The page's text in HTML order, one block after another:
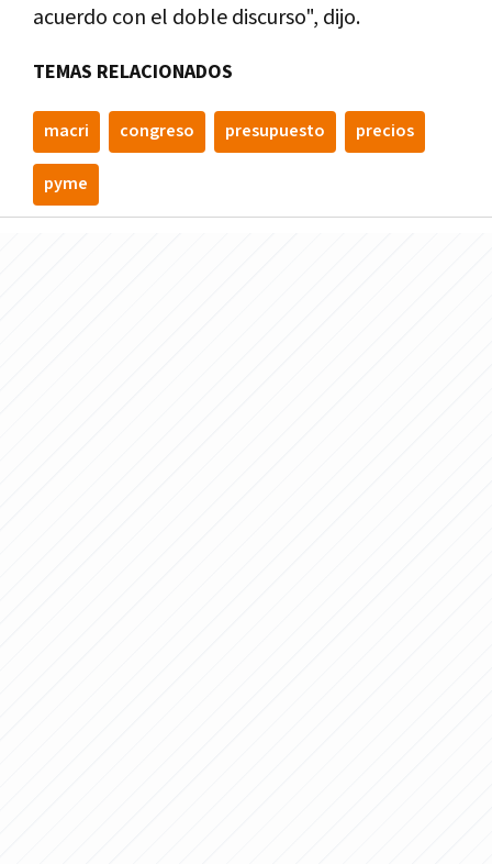
acuerdo con el doble discurso", dijo.
TEMAS RELACIONADOS
macri congreso presupuesto precios
pyme